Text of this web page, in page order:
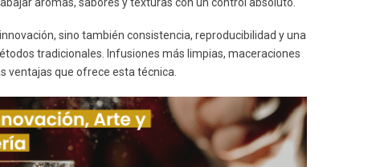
sino también consistencia, reproducibilidad y una
tradicionales. Infusiones más limpias, maceraciones
ventajas que ofrece esta técnica.